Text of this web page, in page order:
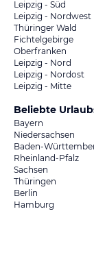
Leipzig - Süd
Leipzig - Nordwest
Thüringer Wald
Fichtelgebirge
Oberfranken
Leipzig - Nord
Leipzig - Nordost
Leipzig - Mitte
Beliebte
Bayern
Niedersachsen
Baden-
Rheinland-Pfalz
Sachsen
Thüringen
Berlin
Hamburg